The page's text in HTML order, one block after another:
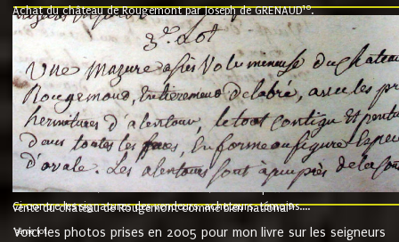
Achat du château de Rougemont par Joseph de GRENAUD10.
"l'an mil six cent soixante treze le ving neuvième jour du mois de
nommé fut présent Messire Claude Guillaume de Moyriat chevalier baron
vend, purement simplement et irrevocablement a monseigneur monsieur
et chavannes conseiller du roy au parlement de Bourgogne, present et
que le dit seigneur Baron de la Vellière a sur ses hommes, indivisables et
de la Velliere tout ainsi et comme le dit seigneur Baron et ses
présent......"
suivent les rentes, donation des terriers, etc... au prix de 880 livre louis
Ci contre les signatures des vendeurs, acheteurs, témoins....
vente du château de Rougemont comme bien national9.
"3ème lot
Voici les photos prises en 2005 pour mon livre sur les seigneurs